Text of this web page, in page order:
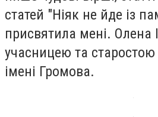
статей "Ніяк не йде із
присвятила мені. Олена
учасницею та старостою
імені Громова.